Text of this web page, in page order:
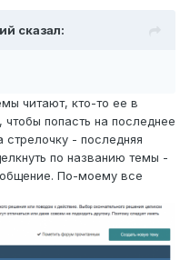
сказал:
читают, кто-то ее в
попасть на последнее
- последняя
по названию темы -
По-моему все